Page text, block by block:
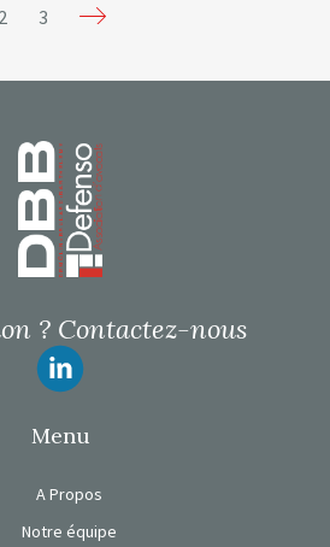
2 3
Page d’accueil
? Contactez-nous
Menu
A Propos
Notre équipe